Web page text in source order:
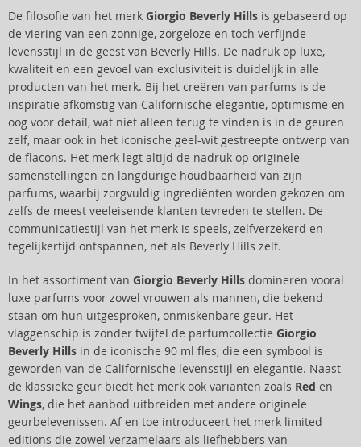
De filosofie van het merk Giorgio Beverly Hills is gebaseerd op
de viering van een zonnige, zorgeloze en toch verfijnde
levensstijl in de geest van Beverly Hills. De nadruk op luxe,
kwaliteit en een gevoel van exclusiviteit is duidelijk in alle
producten van het merk. Bij het creëren van parfums is de
inspiratie afkomstig van Californische elegantie, optimisme en
oog voor detail, wat niet alleen terug te vinden is in de geuren
zelf, maar ook in het iconische geel-wit gestreepte ontwerp van
de flacons. Het merk legt altijd de nadruk op originele
samenstellingen en langdurige houdbaarheid van zijn
parfums, waarbij zorgvuldig ingrediënten worden gekozen om
zelfs de meest veeleisende klanten tevreden te stellen. De
communicatiestijl van het merk is speels, zelfverzekerd en
tegelijkertijd ontspannen, net als Beverly Hills zelf.
In het assortiment van Giorgio Beverly Hills domineren vooral
luxe parfums voor zowel vrouwen als mannen, die bekend
staan om hun uitgesproken, onmiskenbare geur. Het
vlaggenschip is zonder twijfel de parfumcollectie Giorgio
Beverly Hills in de iconische 90 ml fles, die een symbool is
geworden van de Californische levensstijl en elegantie. Naast
de klassieke geur biedt het merk ook varianten zoals Red en
Wings, die het aanbod uitbreiden met andere originele
geurbelevenissen. Af en toe introduceert het merk limited
editions die zowel verzamelaars als liefhebbers van